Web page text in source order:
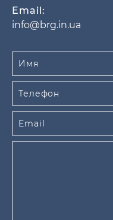
Email:
info@brg.in.ua